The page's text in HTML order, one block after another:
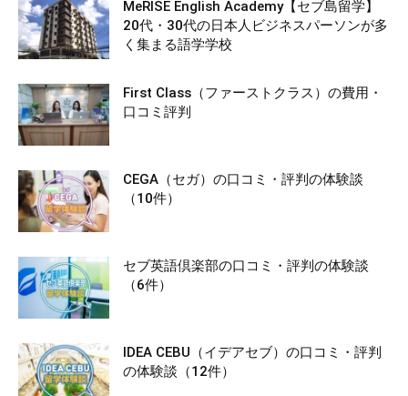
MeRISE English Academy【セブ島留学】
20代・30代の日本人ビジネスパーソンが多
く集まる語学学校
First Class（ファーストクラス）の費用・
口コミ評判
CEGA（セガ）の口コミ・評判の体験談
（10件）
セブ英語倶楽部の口コミ・評判の体験談
（6件）
IDEA CEBU（イデアセブ）の口コミ・評判
の体験談（12件）